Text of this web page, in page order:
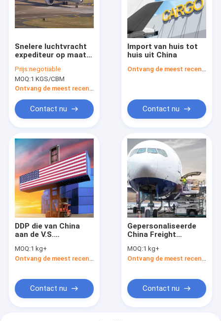
Snelere luchtvracht
expediteur op maat
verzending uit China
FIATA
Prijs:negotiable
MOQ:1 KGS/CBM
Contact nu
Import van huis tot
huis uit China
Ontvang de meest recente Prijs
Contact nu
DDP die van China
aan de V.S.
MOQ:1 kg+
Contact nu
Gepersonaliseerde
China Freight
Snelle verzending van
China naar de VS
MOQ:1 kg+
Contact nu